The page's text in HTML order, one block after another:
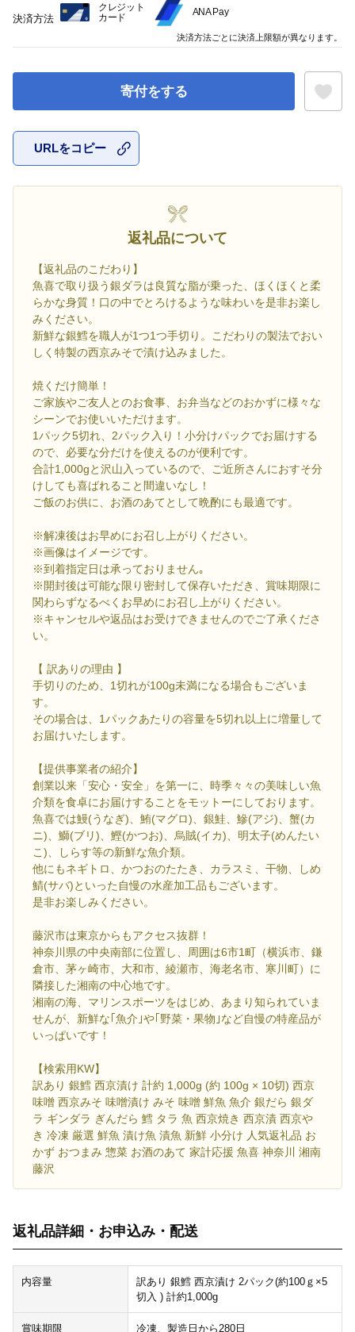
寄付をする
URLをコピー
返礼品について
【返礼品のこだわり】
魚喜で取り扱う銀ダラは良質な脂が乗った、ほくほくと柔
らかな身質！口の中でとろけるような味わいを是非お楽し
みください。
新鮮な銀鱈を職人が1つ1つ手切り。こだわりの製法でおい
しく特製の西京みそで漬け込みました。
焼くだけ簡単！
ご家族やご友人とのお食事、お弁当などのおかずに様々な
シーンでお使いいただけます。
1パック5切れ、2パック入り！小分けパックでお届けする
ので、必要な分だけを使えるのが便利です。
合計1,000gと沢山入っているので、ご近所さんにおすそ分
けしても喜ばれること間違いなし！
ご飯のお供に、お酒のあてとして晩酌にも最適です。
※解凍後はお早めにお召し上がりください。
※画像はイメージです。
※到着指定日は承っておりません｡
※開封後は可能な限り密封して保存いただき、賞味期限に
関わらずなるべくお早めにお召し上がりください。
※キャンセルや返品はお受けできませんのでご了承くださ
い。
【 訳ありの理由 】
手切りのため、1切れが100g未満になる場合もございま
す。
その場合は、1パックあたりの容量を5切れ以上に増量して
お届けいたします。
【提供事業者の紹介】
創業以来「安心・安全」を第一に、時季々々の美味しい魚
介類を食卓にお届けすることをモットーにしております。
魚喜では鰻(うなぎ)、鮪(マグロ)、銀鮭、鰺(アジ)、蟹(カ
ニ)、鰤(ブリ)、鰹(かつお)、烏賊(イカ)、明太子(めんたい
こ)、しらす等の新鮮な魚介類。
他にもネギトロ、かつおのたたき、カラスミ、干物、しめ
鯖(サバ)といった自慢の水産加工品もございます。
是非お楽しみください。
藤沢市は東京からもアクセス抜群！
神奈川県の中央南部に位置し、周囲は6市1町（横浜市、鎌
倉市、茅ヶ崎市、大和市、綾瀬市、海老名市、寒川町）に
隣接した湘南の中心地です。
湘南の海、マリンスポーツをはじめ、あまり知られていま
せんが、新鮮な｢魚介｣や｢野菜・果物｣など自慢の特産品が
いっぱいです！
【検索用KW】
訳あり 銀鱈 西京漬け 計約 1,000g (約 100g × 10切) 西京
味噌 西京みそ 味噌漬け みそ 味噌 鮮魚 魚介 銀だら 銀ダ
ラ ギンダラ ぎんだら 鱈 タラ 魚 西京焼き 西京漬 西京や
き 冷凍 厳選 鮮魚 漬け魚 漬魚 新鮮 小分け 人気返礼品 お
かず おつまみ 惣菜 お酒のあて 家計応援 魚喜 神奈川 湘南
藤沢
返礼品詳細・お申込み・配送
内容量
訳あり 銀鱈 西京漬け 2パック(約100ｇ×5
切入 ) 計約1,000g
賞味期限 冷凍、製造日から280日
決済方法
クレジット
カード
ANA Pay
決済方法ごとに決済上限額が異なります。